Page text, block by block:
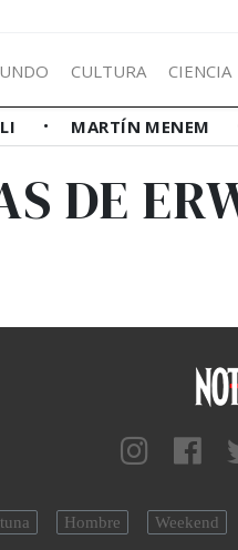
CULTURA CIENCIA
MARTÍN MENEM
DE
Hombre Weekend